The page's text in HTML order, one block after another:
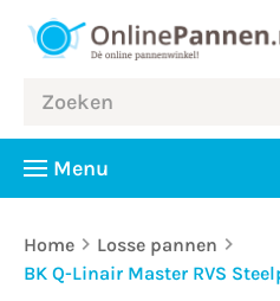
Menu
Home
Losse pannen
BK Q-Linair Master RVS